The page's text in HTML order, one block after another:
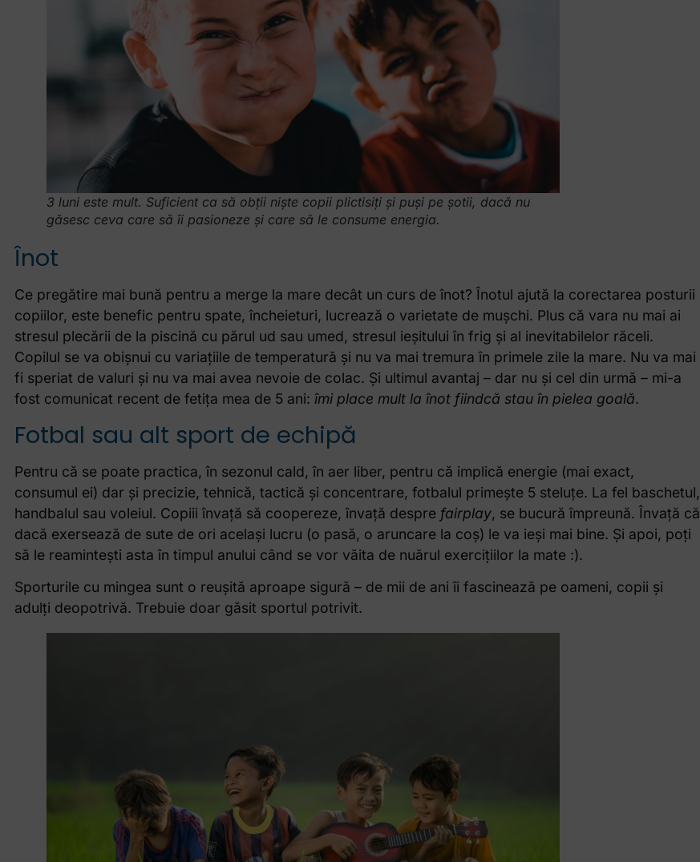
3 luni este mult. Suficient ca să obții niște copii plictisiți și puși pe șotii, dacă nu
găsesc ceva care să îi pasioneze și care să le consume energia.
Înot
Ce pregătire mai bună pentru a merge la mare decât un curs de înot? Înotul ajută la corectarea posturii
copiilor, este benefic pentru spate, încheieturi, lucrează o varietate de mușchi. Plus că vara nu mai ai
stresul plecării de la piscină cu părul ud sau umed, stresul ieșitului în frig și al inevitabilelor răceli.
Copilul se va obișnui cu variațiile de temperatură și nu va mai tremura în primele zile la mare. Nu va mai
fi speriat de valuri și nu va mai avea nevoie de colac. Și ultimul avantaj – dar nu și cel din urmă – mi-a
fost comunicat recent de fetița mea de 5 ani: îmi place mult la înot fiindcă stau în pielea goală.
Fotbal sau alt sport de echipă
Pentru că se poate practica, în sezonul cald, în aer liber, pentru că implică energie (mai exact,
consumul ei) dar și precizie, tehnică, tactică și concentrare, fotbalul primește 5 steluțe. La fel baschetul,
handbalul sau voleiul. Copiii învață să coopereze, învață despre fairplay, se bucură împreună. Învață că
dacă exersează de sute de ori același lucru (o pasă, o aruncare la coș) le va ieși mai bine. Și apoi, poți
să le reamintești asta în timpul anului când se vor văita de nuărul exercițiilor la mate :).
Sporturile cu mingea sunt o reușită aproape sigură – de mii de ani îi fascinează pe oameni, copii și
adulți deopotrivă. Trebuie doar găsit sportul potrivit.